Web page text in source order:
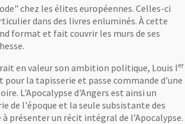
chez les élites européennes. Celles-ci
dans des livres enluminés. À cette
format et fait couvrir les murs de ses
en valeur son ambition politique, Louis I er
la tapisserie et passe commande d'une
L'Apocalypse d'Angers est ainsi un
de l'époque et la seule subsistante des
présenter un récit intégral de l’Apocalypse.